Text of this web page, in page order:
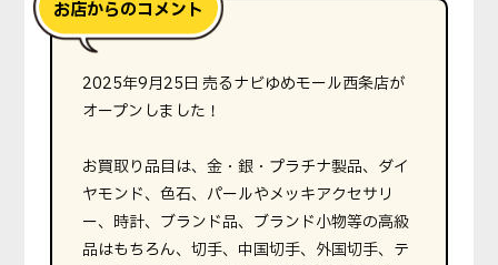
2025年9月25日 売るナビゆめモール西条店が
オープンしました！
お買取り品目は、金・銀・プラチナ製品、ダイ
ヤモンド、色石、パールやメッキアクセサリ
ー、時計、ブランド品、ブランド小物等の高級
品はもちろん、切手、中国切手、外国切手、テ